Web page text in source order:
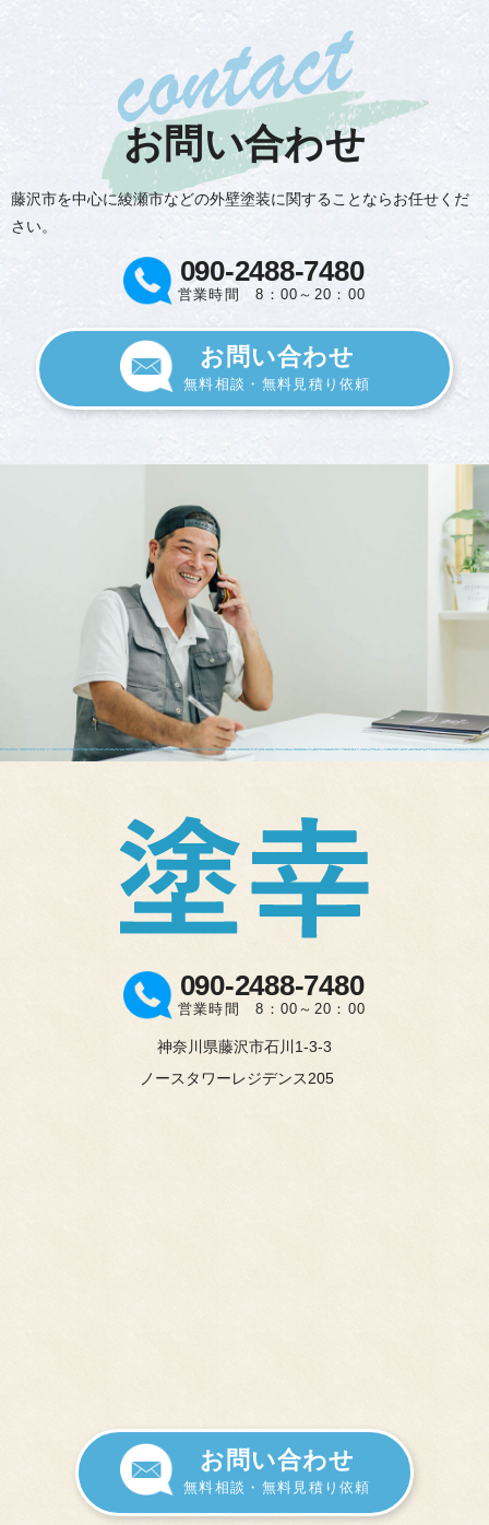
お問い合わせ
藤沢市を中心に綾瀬市などの外壁塗装に関することならお任せくだ
さい。
090-2488-7480
営業時間 8：00～20：00
お問い合わせ
無料相談・無料見積り依頼
090-2488-7480
営業時間 8：00～20：00
神奈川県藤沢市石川1-3-3
ノースタワーレジデンス205
お問い合わせ
無料相談・無料見積り依頼